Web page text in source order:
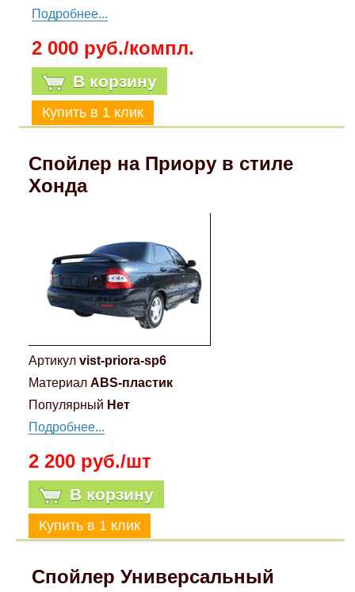
Подробнее...
2 000 руб./компл.
В корзину
Спойлер на Приору в стиле
Хонда
Артикул vist-priora-sp6
Материал ABS-пластик
Популярный Нет
Подробнее...
2 200 руб./шт
В корзину
Спойлер Универсальный